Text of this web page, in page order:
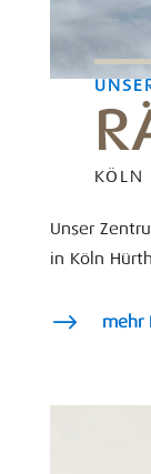
KÖLN
Unser
in Köln
$ mehr